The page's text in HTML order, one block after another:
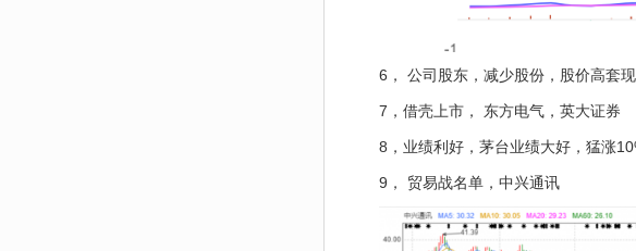
6， 公司股东，减少股份，股价高套现
7，借壳上市， 东方电气，英大证券
8，业绩利好，茅台业绩大好，猛涨
9， 贸易战名单，中兴通讯